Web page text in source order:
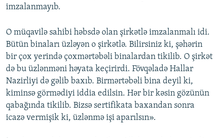
imzalanmayıb.
O müqavilə sahibi həbsdə olan şirkətlə imzalanmalı idi.
Bütün binaları üzləyən o şirkətlə. Bilirsiniz ki, şəhərin
bir çox yerində çoxmərtəbəli binalardan tikilib. O şirkət
də bu üzlənməni həyata keçirirdi. Fövqəladə Hallar
Nazirliyi də gəlib baxıb. Birmərtəbəli bina deyil ki,
kiminsə görmədiyi iddia edilsin. Hər bir kəsin gözünün
qabağında tikilib. Bizsə sertifikata baxandan sonra
icazə vermişik ki, üzlənmə işi aparılsın».